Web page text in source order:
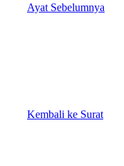
Ayat Sebelumnya
Kembali ke Surat